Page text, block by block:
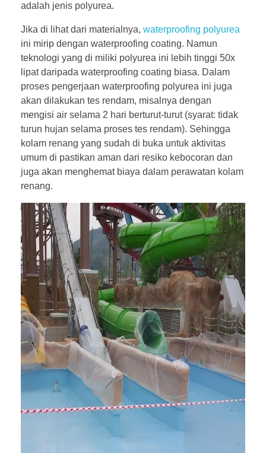
adalah jenis polyurea.
Jika di lihat dari materialnya, waterproofing polyurea
ini mirip dengan waterproofing coating. Namun
teknologi yang di miliki polyurea ini lebih tinggi 50x
lipat daripada waterproofing coating biasa. Dalam
proses pengerjaan waterproofing polyurea ini juga
akan dilakukan tes rendam, misalnya dengan
mengisi air selama 2 hari berturut-turut (syarat: tidak
turun hujan selama proses tes rendam). Sehingga
kolam renang yang sudah di buka untuk aktivitas
umum di pastikan aman dari resiko kebocoran dan
juga akan menghemat biaya dalam perawatan kolam
renang.